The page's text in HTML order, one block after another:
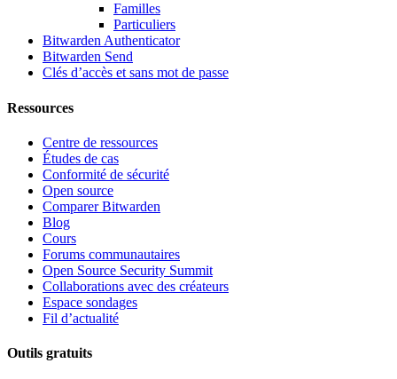
Familles
Particuliers
Bitwarden Authenticator
Bitwarden Send
Clés d’accès et sans mot de passe
Ressources
Centre de ressources
Études de cas
Conformité de sécurité
Open source
Comparer Bitwarden
Blog
Cours
Forums communautaires
Open Source Security Summit
Collaborations avec des créateurs
Espace sondages
Fil d’actualité
Outils gratuits